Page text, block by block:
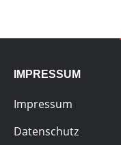
IMPRESSUM
Impressum
Datenschutz